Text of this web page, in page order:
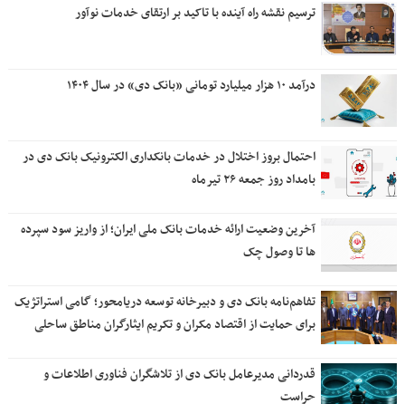
ترسیم نقشه راه آینده با تاکید بر ارتقای خدمات نوآور
درآمد ۱۰ هزار میلیارد تومانی «بانک دی» در سال ۱۴۰۴
احتمال بروز اختلال در خدمات بانکداری الکترونیک بانک دی در
بامداد روز جمعه ۲۶ تیرماه
آخرین وضعیت ارائه خدمات بانک ملی ایران؛ از واریز سود سپرده
ها تا وصول چک
تفاهم‌نامه بانک دی و دبیرخانه توسعه دریامحور؛ گامی استراتژیک
برای حمایت از اقتصاد مکران و تکریم ایثارگران مناطق ساحلی
قدردانی مدیرعامل بانک دی از تلاشگران فناوری اطلاعات و
حراست